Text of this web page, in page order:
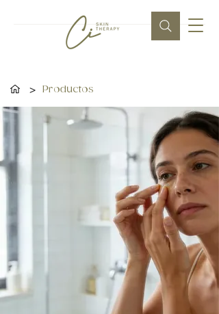
> Productos